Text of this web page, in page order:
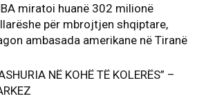
miratoi huanë 302 milionë
për mbrojtjen shqiptare,
ambasada amerikane në Tiranë
NË KOHË TË KOLERËS” –